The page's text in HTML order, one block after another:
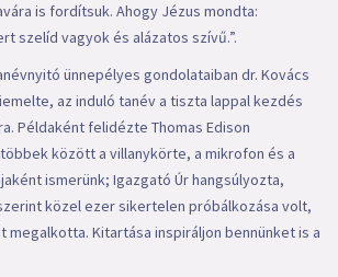
is fordítsuk. Ahogy Jézus mondta:
szelíd vagyok és alázatos szívű.”.
ünnepélyes gondolataiban dr. Kovács
az induló tanév a tiszta lappal kezdés
Példaként felidézte Thomas Edison
között a villanykörte, a mikrofon és a
ismerünk; Igazgató Úr hangsúlyozta,
közel ezer sikertelen próbálkozása volt,
Kitartása inspiráljon bennünket is a